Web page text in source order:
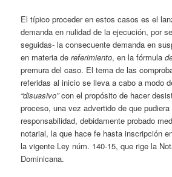
El típico proceder en estos casos es el
demanda en nulidad de la ejecución, por
seguidas- la consecuente demanda en
en materia dereferimiento, en la fórmula
premura del caso. El tema de las
referidas al inicio se lleva a cabo a modo
“disuasivo”con el propósito de hacer
proceso, una vez advertido de que
responsabilidad, debidamente probado
notarial, la que hace fe hasta inscripción
la vigente Ley núm. 140-15, que rige la
Dominicana.